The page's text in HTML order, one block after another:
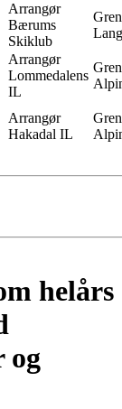
Arrangør
Bærums
Skiklub
Gren
Arrangør
Lommedalens
IL
Gren
Arrangør
Hakadal IL
Gren
helårs
og